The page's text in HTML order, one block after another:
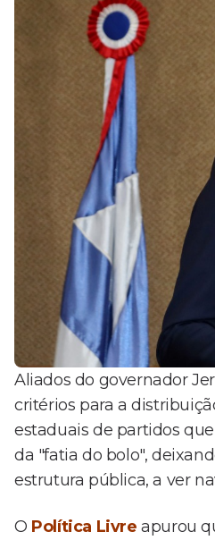
Aliados do governador
critérios para a
estaduais de partidos
da "fatia do bolo",
estrutura pública, a ver
O Política Livre apurou